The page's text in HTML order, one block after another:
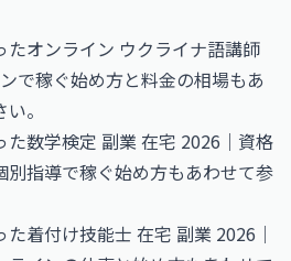
たオンライン ウクライナ語講師
で稼ぐ始め方と料金の相場もあ
。
た数学検定 副業 在宅 2026｜資格
別指導で稼ぐ始め方もあわせて参
た着付け技能士 在宅 副業 2026｜